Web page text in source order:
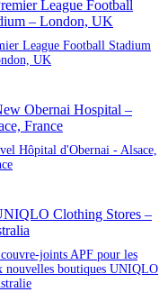
League Football Stadium
UK
Hôpital d'Obernai - Alsace,
joints APF pour les
nouvelles boutiques UNIQLO